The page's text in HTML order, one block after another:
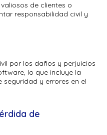
de clientes o
responsabilidad civil y
por los daños y perjuicios
lo que incluye la
y errores en el
de